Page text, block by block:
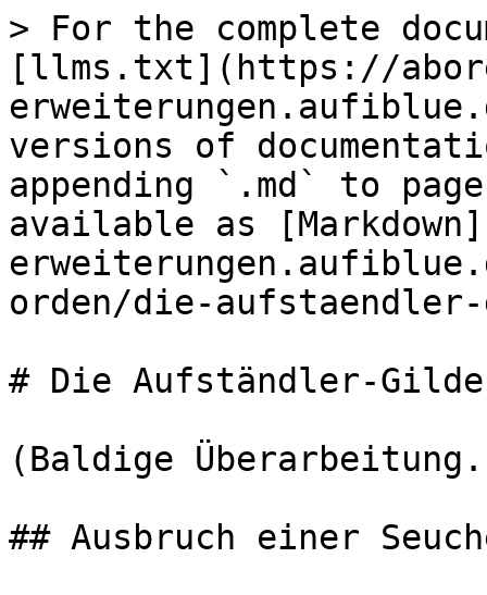
> For the complete
[llms.txt](https://
versions of
appending `.md` to
available as
orden/die-
# Die Aufständler-Gilde
(Baldige
## Ausbruch einer